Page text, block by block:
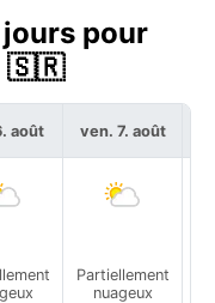
pour
🇸🇷
août ven. 7. août
Partiellement
nuageux